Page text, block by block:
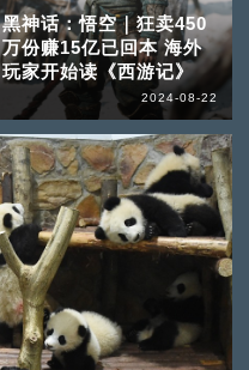
黑神话：悟空｜狂卖450
万份赚15亿已回本 海外
玩家开始读《西游记》
2024-08-22